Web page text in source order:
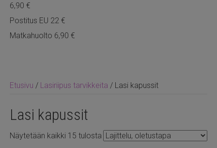
Etusivu / Lasiriipus tarvikkeita / Lasi kapussit
Lasi kapussit
Näytetään kaikki 15 tulosta
6,90 €
Postitus EU 22 €
Matkahuolto 6,90 €